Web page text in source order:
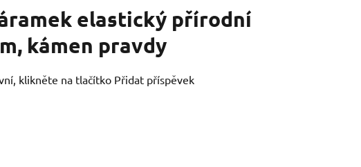
elastický přírodní
kámen pravdy
klikněte na tlačítko Přidat příspěvek